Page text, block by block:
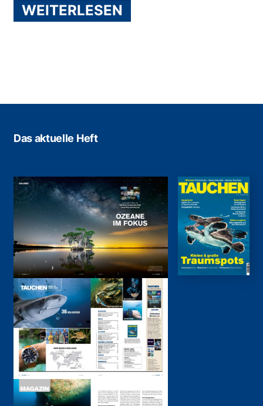
WEITERLESEN
Das aktuelle Heft